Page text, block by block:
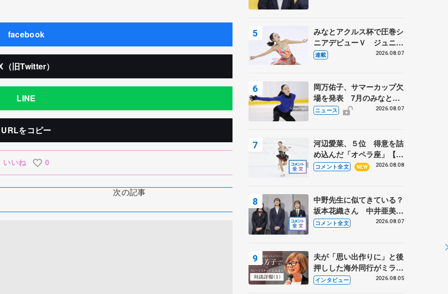
facebook
（旧Twitter）
LINE
URLをコピー
いいね 0
次の記事
みなとアクルス杯で圧巻シ
ニアデビューＶ ジュニア
で４シーズン無敗の島田麻
連載 2026.08.07
岡万佑子、サマーカップ欠
場を発表 7月のみなとア
クルス杯は腰痛の影響で
ニュース 2026.08.07
河辺愛菜、５位 得意を詰
め込んだ「オペラ座」【み
なとアクルス杯フリー】
コメント全文 NEW 2026.08.08
中野先生に似てきている？
坂本花織さん 中井亜美は
クリケットのサマーキャン
部科学省スポーツ表彰
式】
コメント全文 2026.08.07
夫が「思い出作りに」と後
押しした海外同行がミラノ
まで… 繁華街のリンクで
インタビュー 2026.08.05